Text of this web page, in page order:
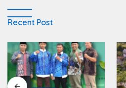
Recent Post